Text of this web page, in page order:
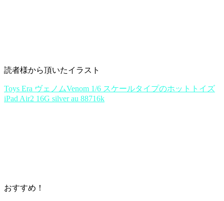
読者様から頂いたイラスト
Toys Era ヴェノムVenom 1/6 スケールタイプのホットトイズ
iPad Air2 16G silver au 88716k
おすすめ！